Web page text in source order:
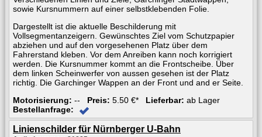
sowie Kursnummern auf einer selbstklebenden Folie.
Dargestellt ist die aktuelle Beschilderung mit
Vollsegmentanzeigern. Gewünschtes Ziel vom Schutzpapier
abziehen und auf den vorgesehenen Platz über dem
Fahrerstand kleben. Vor dem Anreiben kann noch korrigiert
werden. Die Kursnummer kommt an die Frontscheibe. Über
dem linken Scheinwerfer von aussen gesehen ist der Platz
richtig. Die Garchinger Wappen an der Front und and er Seite.
Motorisierung: -- Preis: 5.50 €* Lieferbar: ab Lager
Bestellanfrage:
Linienschilder für Nürnberger U-Bahn